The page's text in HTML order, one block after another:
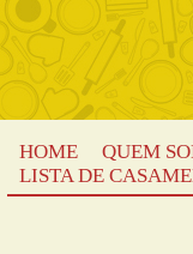
HOME
QUEM
LISTA DE